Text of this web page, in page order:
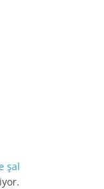
şal